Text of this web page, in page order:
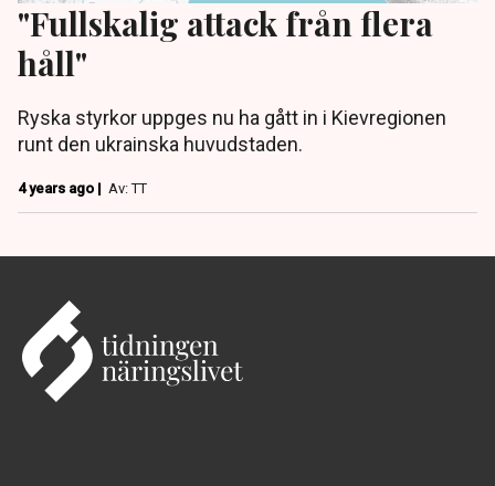
"Fullskalig attack från flera
håll"
Ryska styrkor uppges nu ha gått in i Kievregionen
runt den ukrainska huvudstaden.
4 years ago | Av: TT